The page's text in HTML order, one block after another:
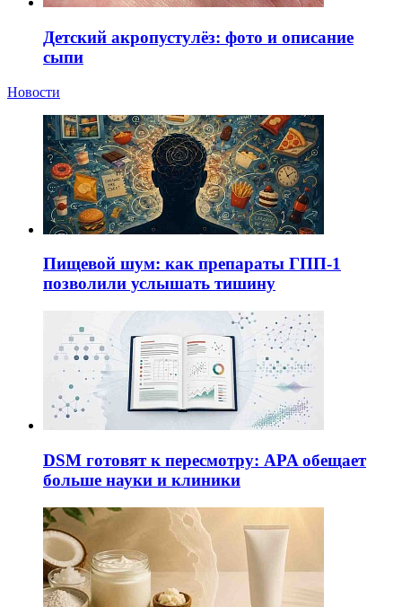
Детский акропустулёз: фото и описание
сыпи
Новости
Пищевой шум: как препараты ГПП-1
позволили услышать тишину
DSM готовят к пересмотру: APA обещает
больше науки и клиники